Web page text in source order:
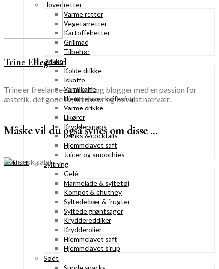
Hovedretter
Varme retter
Vegetarretter
Kartoffelretter
Grillmad
Tilbehør
Drikke
Kolde drikke
Iskaffe
Varm kaffe
Hjemmelavet kaffesirup
Varme drikke
Likører
Kryddersnaps
Drinks & cocktails
Hjemmelavet saft
Juicer og smoothies
Syltning
Gelé
Marmelade & syltetøj
Kompot & chutney
Syltede bær & frugter
Syltede grøntsager
Kryddereddiker
Krydderolier
Hjemmelavet saft
Hjemmelavet sirup
Sødt
Trine Ellegaard
Trine er freelance-skribent og blogger med en passion for
æstetik, det gode liv, litteratur og bevidst nærvær.
Måske vil du også synes om disse ...
SE MERE